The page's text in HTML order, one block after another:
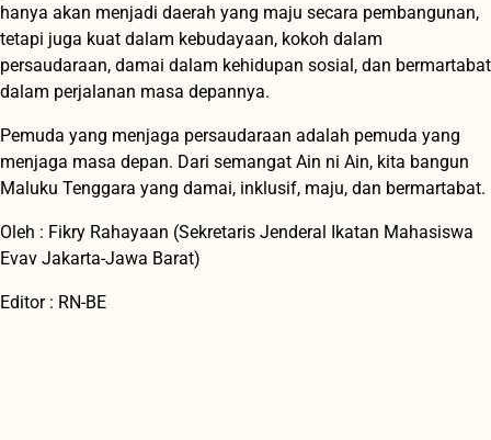
hanya akan menjadi daerah yang maju secara pembangunan,
tetapi juga kuat dalam kebudayaan, kokoh dalam
persaudaraan, damai dalam kehidupan sosial, dan bermartabat
dalam perjalanan masa depannya.
Pemuda yang menjaga persaudaraan adalah pemuda yang
menjaga masa depan. Dari semangat Ain ni Ain, kita bangun
Maluku Tenggara yang damai, inklusif, maju, dan bermartabat.
Oleh : Fikry Rahayaan (Sekretaris Jenderal Ikatan Mahasiswa
Evav Jakarta-Jawa Barat)
Editor : RN-BE